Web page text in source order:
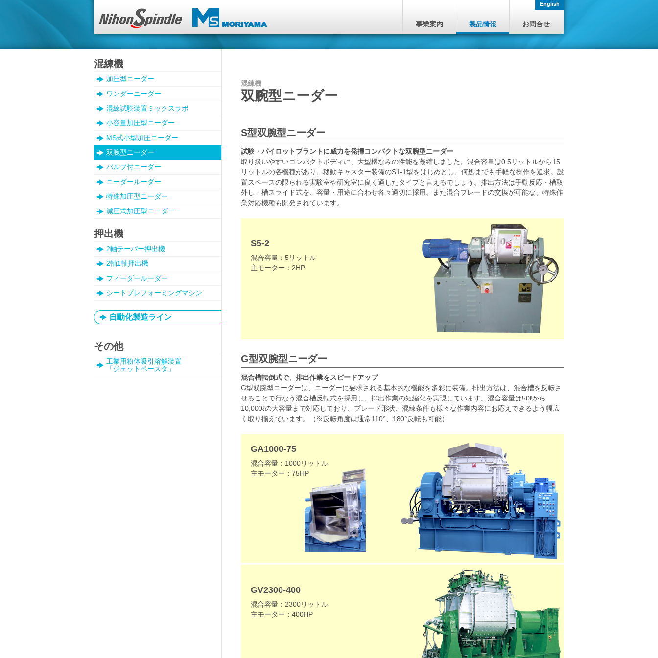
English
事業案内 製品情報 お問合せ
混練機
加圧型ニーダー
ワンダーニーダー
混練試験装置ミックスラボ
小容量加圧型ニーダー
MS式小型加圧ニーダー
双腕型ニーダー
バルブ付ニーダー
ニーダールーダー
特殊加圧型ニーダー
減圧式加圧型ニーダー
押出機
2軸テーパー押出機
2軸1軸押出機
フィーダールーダー
シートプレフォーミングマシン
自動化製造ライン
その他
工業用粉体吸引溶解装置
「ジェットペースタ」
混練機
双腕型ニーダー
S型双腕型ニーダー
試験・パイロットプラントに威力を発揮コンパクトな双腕型ニーダー
取り扱いやすいコンパクトボディに、大型機なみの性能を凝縮しました。混合容量は0.5リットルから15
リットルの各機種があり、移動キャスター装備のS1-1型をはじめとし、何処までも手軽な操作を追求。設
置スペースの限られる実験室や研究室に良く適したタイプと言えるでしょう。排出方法は手動反応・槽取
外し・槽スライド式を、容量・用途に合わせ各々適切に採用。また混合ブレードの交換が可能な、特殊作
業対応機種も開発されています。
S5-2
混合容量：5リットル
主モーター：2HP
G型双腕型ニーダー
混合槽転倒式で、排出作業をスピードアップ
G型双腕型ニーダーは、ニーダーに要求される基本的な機能を多彩に装備。排出方法は、混合槽を反転さ
せることで行なう混合槽反転式を採用し、排出作業の短縮化を実現しています。混合容量は50ℓから
10,000ℓの大容量まで対応しており、ブレード形状、混練条件も様々な作業内容にお応えできるよう幅広
く取り揃えています。（※反転角度は通常110°、180°反転も可能）
GA1000-75
混合容量：1000リットル
主モーター：75HP
GV2300-400
混合容量：2300リットル
主モーター：400HP